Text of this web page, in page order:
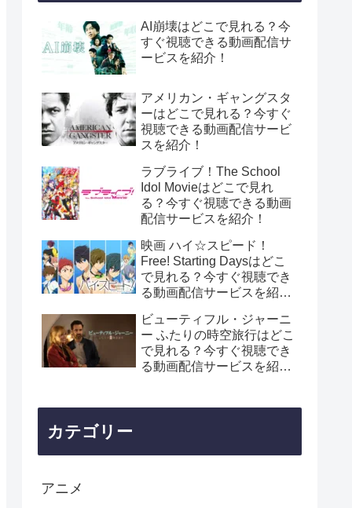
AI崩壊はどこで見れる？今
すぐ視聴できる動画配信サ
ービスを紹介！
アメリカン・ギャングスタ
ーはどこで見れる？今すぐ
視聴できる動画配信サービ
スを紹介！
ラブライブ！The School
Idol Movieはどこで見れ
る？今すぐ視聴できる動画
配信サービスを紹介！
映画 ハイ☆スピード！
Free! Starting Daysはどこ
で見れる？今すぐ視聴でき
る動画配信サービスを紹
ビューティフル・ジャーニ
ー ふたりの時空旅⾏はどこ
で見れる？今すぐ視聴でき
る動画配信サービスを紹
カテゴリー
アニメ